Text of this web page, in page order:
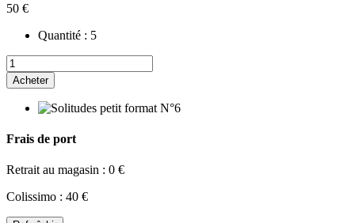
50 €
Quantité : 5
Acheter
Frais de port
Retrait au magasin : 0 €
Colissimo : 40 €